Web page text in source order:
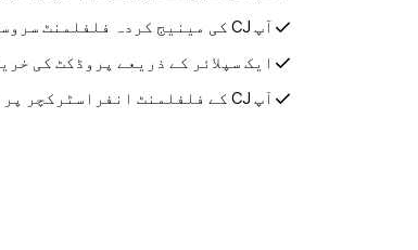
آپ CJ کی مینیج کردہ فلفلمنٹ سروسز چاہتے ہوں
ایک سپلائر کے ذریعے پروڈکٹ کی
آپ CJ کے فلفلمنٹ انفراسٹرکچر پر انحصار کرتے ہوں